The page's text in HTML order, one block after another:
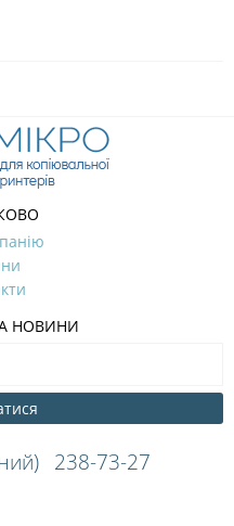
НОВИНИ
238-73-27